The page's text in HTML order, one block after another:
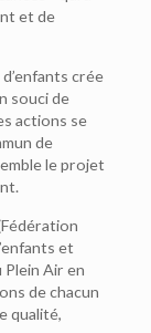
et de
crée
souci de
actions se
de
le projet
et
Plein Air en
de chacun
qualité,